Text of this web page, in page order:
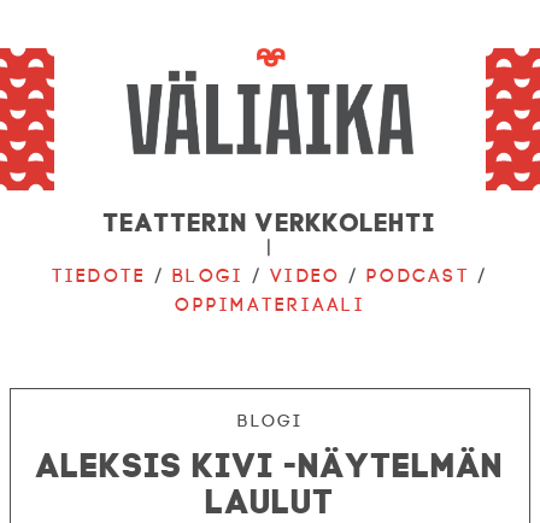
Teatterin verkkolehti
|
Tiedote /Blogi /Video /Podcast /
Oppimateriaali
Blogi
Aleksis Kivi -näytelmän
laulut